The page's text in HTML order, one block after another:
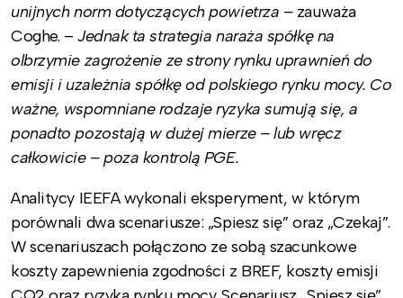
unijnych norm dotyczących powietrza –zauważa
Coghe. – Jednak ta strategia naraża spółkę na
olbrzymie zagrożenie ze strony rynku uprawnień do
emisji i uzależnia spółkę od polskiego rynku mocy. Co
ważne, wspomniane rodzaje ryzyka sumują się, a
ponadto pozostają w dużej mierze – lub wręcz
całkowicie – poza kontrolą PGE.
Analitycy IEEFA wykonali eksperyment, w którym
porównali dwa scenariusze: „Spiesz się” oraz „Czekaj”.
W scenariuszach połączono ze sobą szacunkowe
koszty zapewnienia zgodności z BREF, koszty emisji